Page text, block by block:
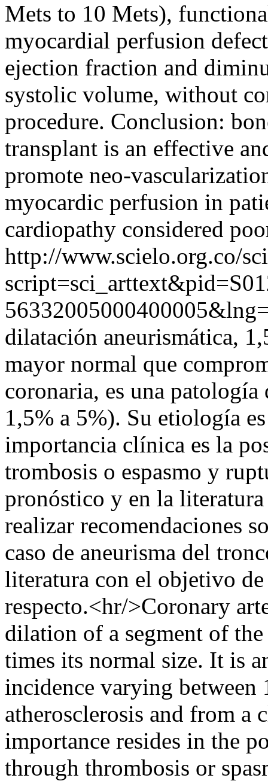
Mets to 10 Mets),
myocardial perfusion
ejection fraction and
systolic volume, without
procedure. Conclusion:
transplant is an effective
promote neo-
myocardic perfusion in
cardiopathy considered
http://www.scielo.org.co/
dilatación aneurismática,
mayor normal que
coronaria, es una
1,5% a 5%). Su etiología
importancia clínica es la
trombosis o espasmo y
pronóstico y en la
realizar recomendaciones
caso de aneurisma del
literatura con el objetivo
respecto.<hr/>Coronary
dilation of a segment of
times its normal size. It is
incidence varying between
atherosclerosis and from
importance resides in the
through thrombosis or